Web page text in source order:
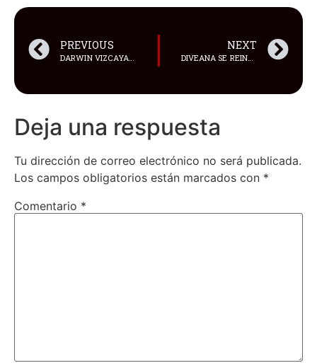
PREVIOUS NEXT
Deja una respuesta
Tu dirección de correo electrónico no será publicada.
Los campos obligatorios están marcados con *
Comentario *